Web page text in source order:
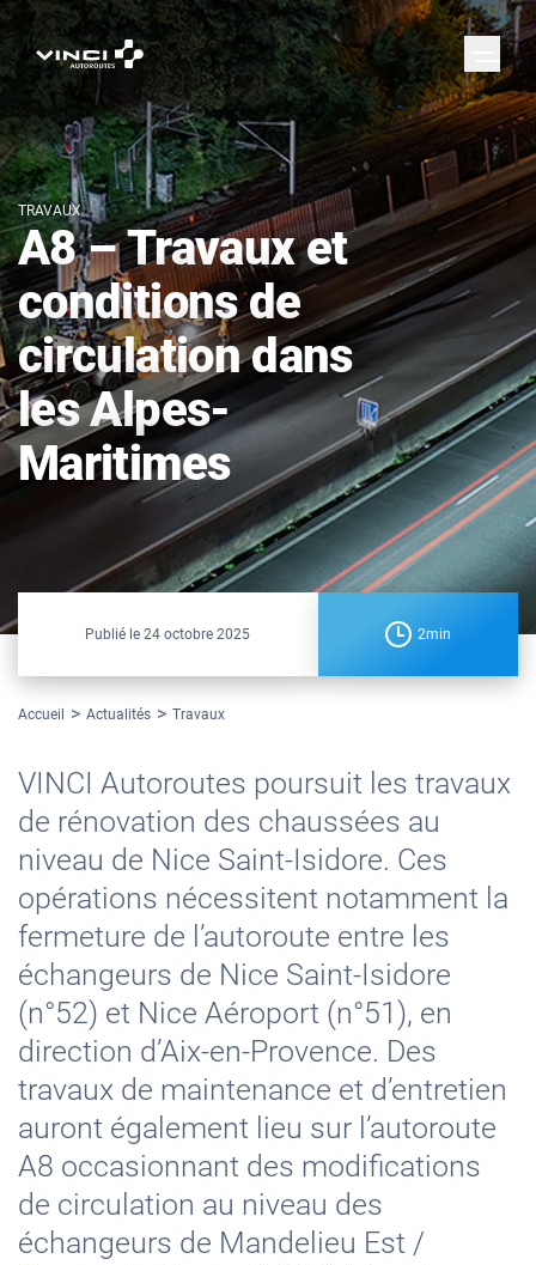
TRAVAUX
A8 – Travaux et
conditions de
circulation dans
les Alpes-
Maritimes
Publié le24 octobre 2025 2min
Accueil Actualités Travaux
VINCI Autoroutes poursuit les travaux
de rénovation des chaussées au
niveau de Nice Saint-Isidore. Ces
opérations nécessitent notamment la
fermeture de l’autoroute entre les
échangeurs de Nice Saint-Isidore
(n°52) et Nice Aéroport (n°51), en
direction d’Aix-en-Provence. Des
travaux de maintenance et d’entretien
auront également lieu sur l’autoroute
A8 occasionnant des modifications
de circulation au niveau des
échangeurs de Mandelieu Est /